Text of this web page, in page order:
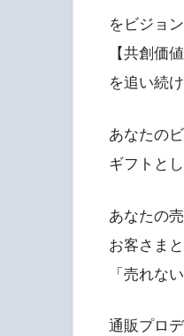
をビジョン
【共創価
を追い続
あなたの
ギフトと
あなたの
お客さま
「売れな
通販プロ